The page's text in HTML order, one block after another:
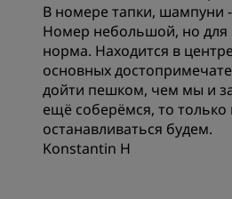
Расположение
Чистота
Обслуживание
В номере тапки, шампуни
Номер небольшой, но для
норма. Находится в
основных
дойти пешком, чем мы и
ещё соберёмся, то только
останавливаться будем.
Konstantin H